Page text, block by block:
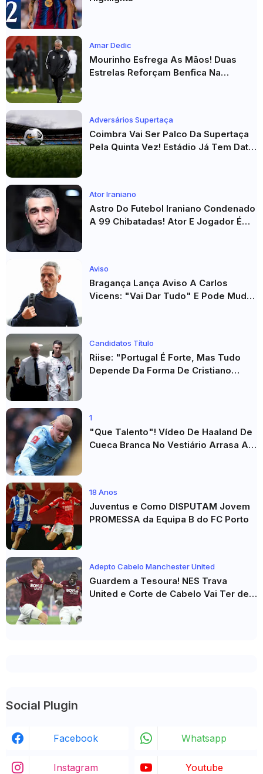
Amar Dedic
Mourinho Esfrega As Mãos! Duas
Estrelas Reforçam Benfica Na
Adversários Supertaça
Coimbra Vai Ser Palco Da Supertaça
Pela Quinta Vez! Estádio Já Tem Data
Ator Iraniano
Astro Do Futebol Iraniano Condenado
A 99 Chibatadas! Ator E Jogador É
Aviso
Bragança Lança Aviso A Carlos
Vicens: "Vai Dar Tudo" E Pode Mudar
Candidatos Título
Riise: "Portugal É Forte, Mas Tudo
Depende Da Forma De Cristiano
1
"Que Talento"! Vídeo De Haaland De
Cueca Branca No Vestiário Arrasa A
18 Anos
Juventus e Como DISPUTAM Jovem
PROMESSA da Equipa B do FC Porto
Adepto Cabelo Manchester United
Guardem a Tesoura! NES Trava
United e Corte de Cabelo Vai Ter de
Social Plugin
Facebook Whatsapp
Instagram Youtube